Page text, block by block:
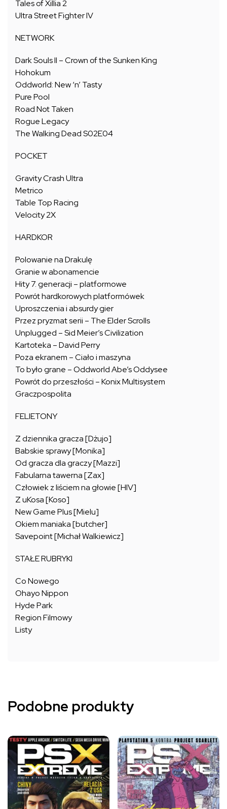
Tales of Xillia 2
Ultra Street Fighter IV
NETWORK
Dark Souls II – Crown of the Sunken King
Hohokum
Oddworld: New ‘n’ Tasty
Pure Pool
Road Not Taken
Rogue Legacy
The Walking Dead S02E04
POCKET
Gravity Crash Ultra
Metrico
Table Top Racing
Velocity 2X
HARDKOR
Polowanie na Drakulę
Granie w abonamencie
Hity 7. generacji – platformowe
Powrót hardkorowych platformówek
Uproszczenia i absurdy gier
Przez pryzmat serii – The Elder Scrolls
Unplugged – Sid Meier’s Civilization
Kartoteka – David Perry
Poza ekranem – Ciało i maszyna
To było grane – Oddworld Abe’s Oddysee
Powrót do przeszłości – Konix Multisystem
Graczpospolita
FELIETONY
Z dziennika gracza [Dżujo]
Babskie sprawy [Monika]
Od gracza dla graczy [Mazzi]
Fabularna tawerna [Zax]
Człowiek z liściem na głowie [HIV]
Z uKosa [Koso]
New Game Plus [Mielu]
Okiem maniaka [butcher]
Savepoint [Michał Walkiewicz]
STAŁE RUBRYKI
Co Nowego
Ohayo Nippon
Hyde Park
Region Filmowy
Listy
Podobne produkty
Ten
produkt
ma
wiele
wariantów.
Ten
produkt
ma
wiele
wariantów.